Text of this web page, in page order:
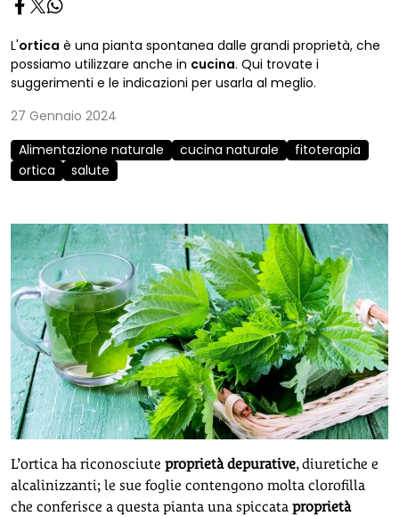
L'ortica è una pianta spontanea dalle grandi proprietà, che
possiamo utilizzare anche in cucina. Qui trovate i
suggerimenti e le indicazioni per usarla al meglio.
27 Gennaio 2024
Alimentazione naturale
cucina naturale
fitoterapia
ortica
salute
L’ortica ha riconosciute proprietà depurative, diuretiche e
alcalinizzanti; le sue foglie contengono molta clorofilla
che conferisce a questa pianta una spiccata proprietà